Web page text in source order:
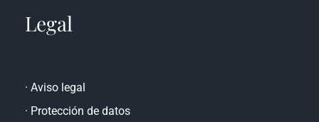
Legal
· Aviso legal
· Protección de datos